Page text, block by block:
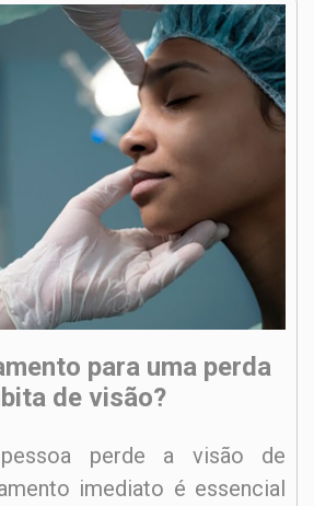
para uma perda
de visão?
perde a visão de
imediato é essencial